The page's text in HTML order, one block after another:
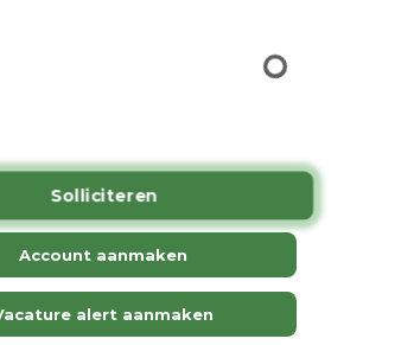
Solliciteren
Account aanmaken
alert aanmaken